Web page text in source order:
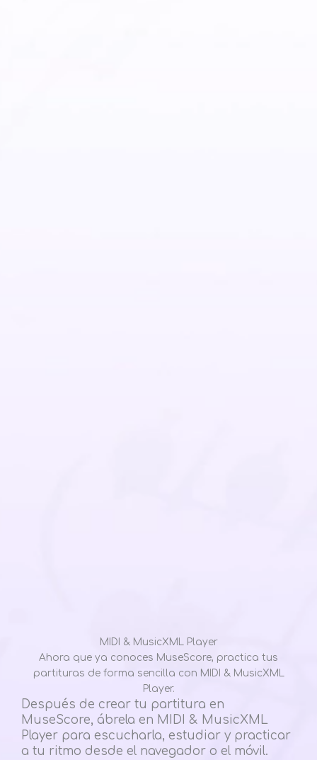
MIDI & MusicXML Player
Ahora que ya conoces MuseScore, practica tus
partituras de forma sencilla con MIDI & MusicXML
Player.
Después de crear tu partitura en
MuseScore, ábrela en MIDI & MusicXML
Player para escucharla, estudiar y practicar
a tu ritmo desde el navegador o el móvil.